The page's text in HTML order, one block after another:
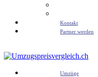
Kontakt
Partner werden
Umzüge